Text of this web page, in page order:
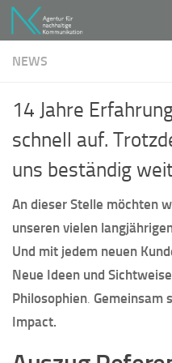
Unter dem Inhalt
NEWS
14 Jahre
schnell auf.
uns beständig
An dieser Stelle möchten
unseren vielen
Und mit jedem neuen
Neue Ideen und
Philosophien. Gemeinsam
Impact.